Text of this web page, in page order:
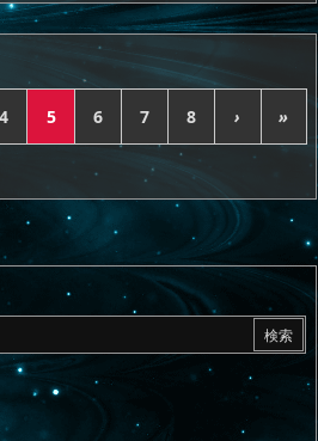
4 5 6 7 8 › »